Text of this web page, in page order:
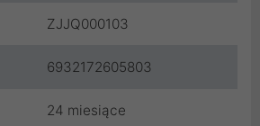
ZJJQ000103
6932172605803
24 miesiące